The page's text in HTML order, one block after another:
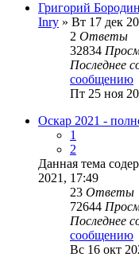
Григорий
Inry » Вт 17 дек
2 Ответы
32834
Последнее
сообщению
Пт 25 ноя
Оскар 2021 -
1
2
Данная тема
2021, 17:49
23 Ответы
72644
Последнее
сообщению
Вс 16 окт